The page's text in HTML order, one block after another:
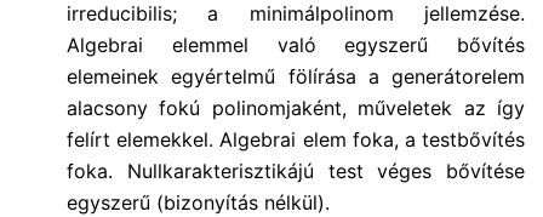
irreducibilis; a minimálpolinom jellemzése.
Algebrai elemmel való egyszerű bővítés
elemeinek egyértelmű fölírása a generátorelem
alacsony fokú polinomjaként, műveletek az így
felírt elemekkel. Algebrai elem foka, a testbővítés
foka. Nullkarakterisztikájú test véges bővítése
egyszerű (bizonyítás nélkül).